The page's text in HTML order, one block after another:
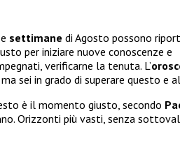
settimane di Agosto possono
per iniziare nuove conoscenze e
verificarne la tenuta. L’
sei in grado di superare questo e
è il momento giusto, secondo
Orizzonti più vasti, senza